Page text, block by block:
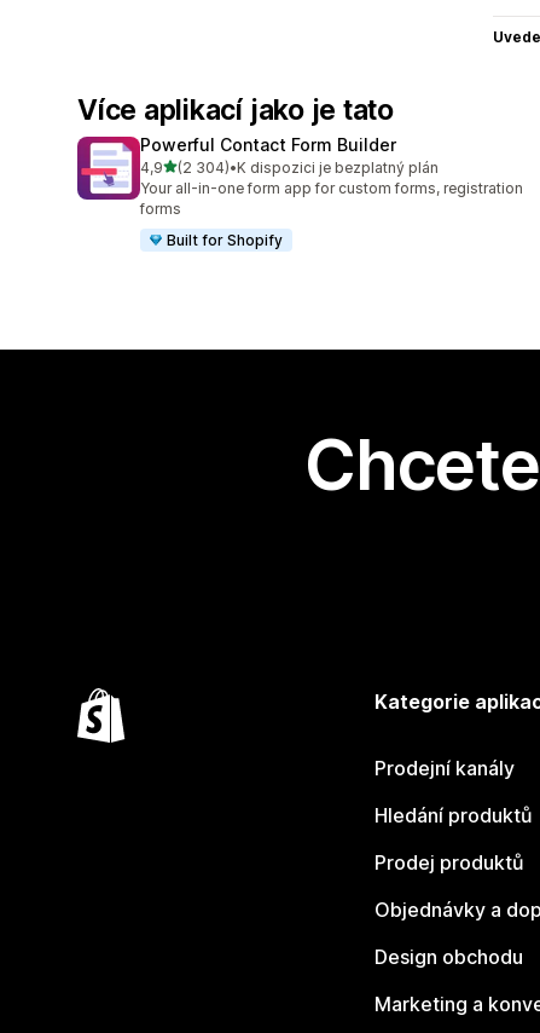
Více aplikací jako je tato
Powerful Contact Form Builder
4,9z 5 hvězd
(2 304)
Celkový počet recenzí: 2304
•K dispozici je bezplatný plán
Your all-in-one form app for custom forms, registration
forms
Built for Shopify
Kategorie
Prodejní kanály
Hledání produktů
Prodej produktů
Objednávky a
Design obchodu
Marketing a